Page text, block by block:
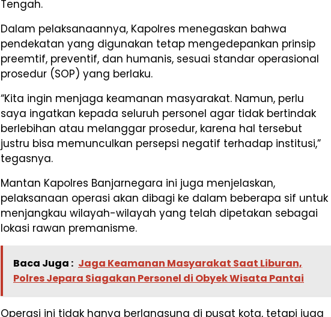
Tengah.
Dalam pelaksanaannya, Kapolres menegaskan bahwa
pendekatan yang digunakan tetap mengedepankan prinsip
preemtif, preventif, dan humanis, sesuai standar operasional
prosedur (SOP) yang berlaku.
“Kita ingin menjaga keamanan masyarakat. Namun, perlu
saya ingatkan kepada seluruh personel agar tidak bertindak
berlebihan atau melanggar prosedur, karena hal tersebut
justru bisa memunculkan persepsi negatif terhadap institusi,”
tegasnya.
Mantan Kapolres Banjarnegara ini juga menjelaskan,
pelaksanaan operasi akan dibagi ke dalam beberapa sif untuk
menjangkau wilayah-wilayah yang telah dipetakan sebagai
lokasi rawan premanisme.
Baca Juga : Jaga Keamanan Masyarakat Saat Liburan,
Polres Jepara Siagakan Personel di Obyek Wisata Pantai
Operasi ini tidak hanya berlangsung di pusat kota, tetapi juga